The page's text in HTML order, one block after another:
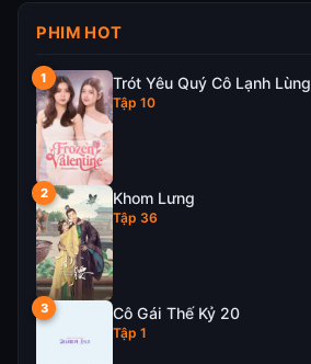
PHIM HOT
Trót Yêu Quý Cô Lạnh Lùng
Tập 10
Khom Lưng
Tập 36
Cô Gái Thế Kỷ 20
Tập 1